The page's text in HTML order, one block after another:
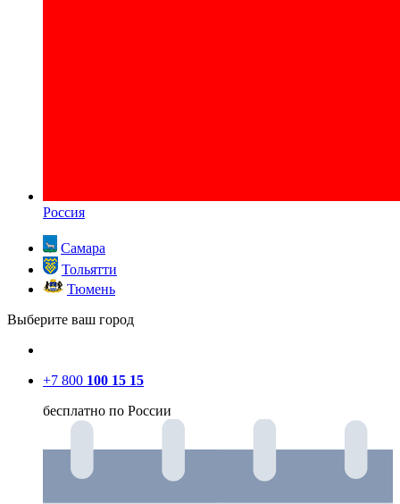
Россия
Самара
Тольятти
Тюмень
Выберите ваш город
+7 800 100 15 15
бесплатно по России